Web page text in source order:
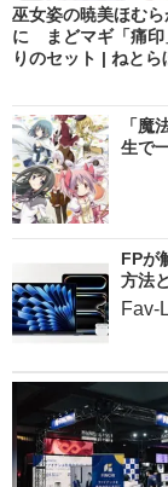
巫女姿の暁美ほむら
に まどマギ「痛印
りのセット | ねとら
「魔
生で
FPが
方法
Fav-